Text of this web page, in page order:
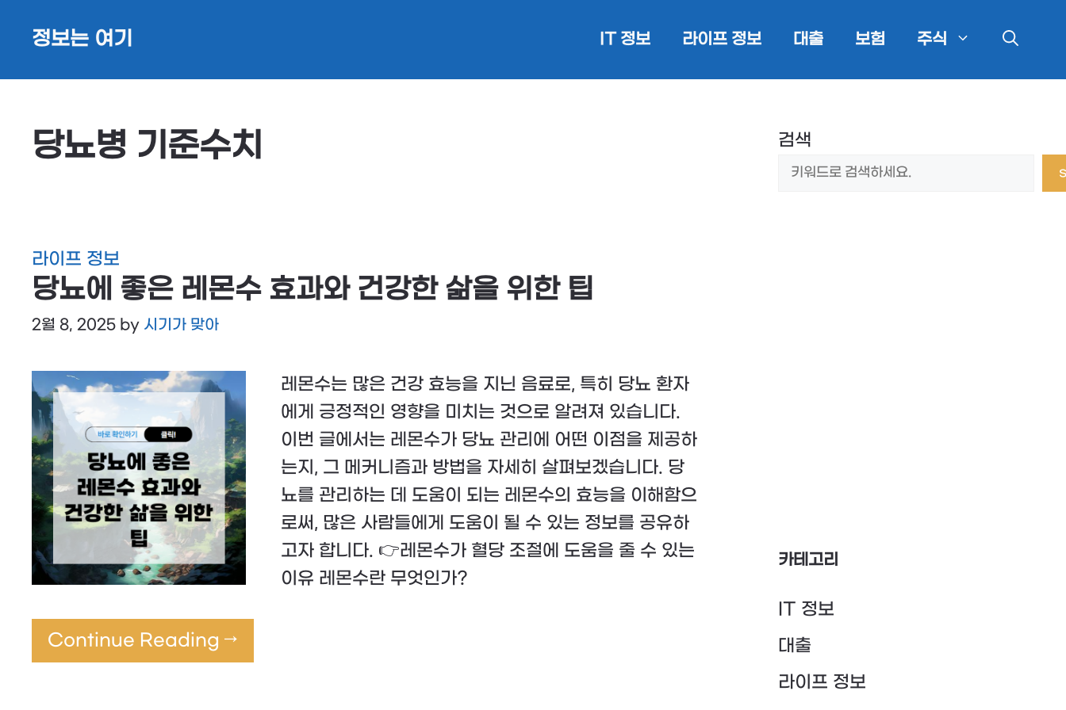
정보는 여기 IT 정보 라이프 정보 대출 보험 주식
당뇨병 기준수치
라이프 정보
당뇨에 좋은 레몬수 효과와 건강한 삶을 위한 팁
2월 8, 2025 by 시기가 맞아
레몬수는 많은 건강 효능을 지닌 음료로, 특히 당뇨 환자
에게 긍정적인 영향을 미치는 것으로 알려져 있습니다.
이번 글에서는 레몬수가 당뇨 관리에 어떤 이점을 제공하
는지, 그 메커니즘과 방법을 자세히 살펴보겠습니다. 당
뇨를 관리하는 데 도움이 되는 레몬수의 효능을 이해함으
로써, 많은 사람들에게 도움이 될 수 있는 정보를 공유하
고자 합니다. 👉레몬수가 혈당 조절에 도움을 줄 수 있는
이유 레몬수란 무엇인가?
Continue Reading →
검색
카테고리
IT 정보
대출
라이프 정보